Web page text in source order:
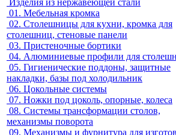
Изделия из нержавеющей стали
01. Мебельная кромка
02. Столешницы для кухни, кромка для
столешниц, стеновые панели
03. Пристеночные бортики
04. Алюминиевые профили для
05. Гигиенические поддоны, защитные
накладки, базы под холодильник
06. Цокольные системы
07. Ножки под цоколь, опорные, колеса
08. Системы трансформации столов,
механизмы поворота
09. Механизмы и фурнитура для